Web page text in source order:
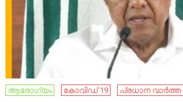
ആരോഗ്യം കോവിഡ് 19 പ്രധാന വാർത്ത